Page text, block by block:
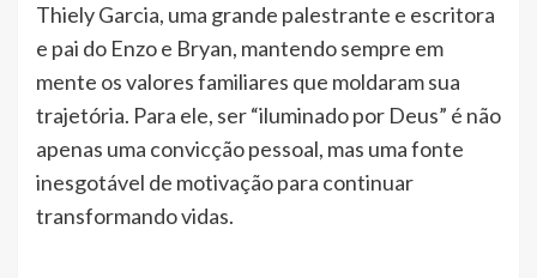
Thiely Garcia, uma grande palestrante e escritora
e pai do Enzo e Bryan, mantendo sempre em
mente os valores familiares que moldaram sua
trajetória. Para ele, ser “iluminado por Deus” é não
apenas uma convicção pessoal, mas uma fonte
inesgotável de motivação para continuar
transformando vidas.